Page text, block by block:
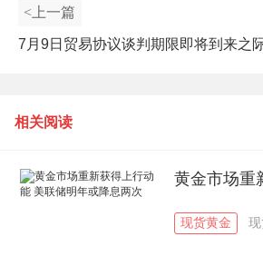
<上一篇
7月9日贸易协议谈判期限即将到来之
相关阅读
黄金市场重
现货黄金